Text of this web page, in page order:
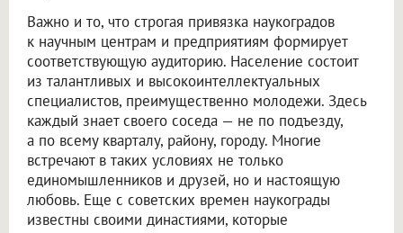
Важно и то, что строгая привязка наукоградов
к научным центрам и предприятиям формирует
соответствующую аудиторию. Население состоит
из талантливых и высокоинтеллектуальных
специалистов, преимущественно молодежи. Здесь
каждый знает своего соседа — не по подъезду,
а по всему кварталу, району, городу. Многие
встречают в таких условиях не только
единомышленников и друзей, но и настоящую
любовь. Еще с советских времен наукограды
известны своими династиями, которые